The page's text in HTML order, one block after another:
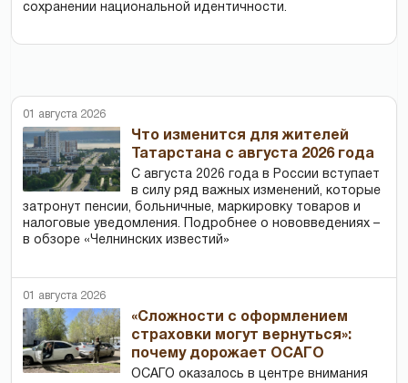
сохранении национальной идентичности.
01 августа 2026
Что изменится для жителей
Татарстана с августа 2026 года
С августа 2026 года в России вступает
в силу ряд важных изменений, которые
затронут пенсии, больничные, маркировку товаров и
налоговые уведомления. Подробнее о нововведениях –
в обзоре «Челнинских известий»
01 августа 2026
«Сложности с оформлением
страховки могут вернуться»:
почему дорожает ОСАГО
ОСАГО оказалось в центре внимания